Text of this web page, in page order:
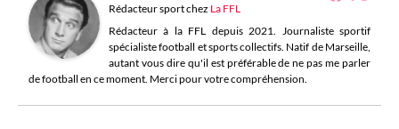
Rédacteur sportchez La FFL
Rédacteur à la FFL depuis 2021. Journaliste sportif
spécialiste football et sports collectifs. Natif de Marseille,
autant vous dire qu'il est préférable de ne pas me parler
de football en ce moment. Merci pour votre compréhension.